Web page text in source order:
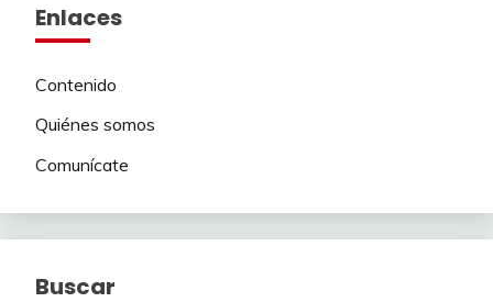
Enlaces
Contenido
Quiénes somos
Comunícate
Buscar